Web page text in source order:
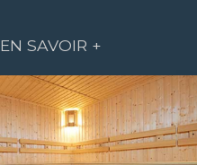
EN SAVOIR +